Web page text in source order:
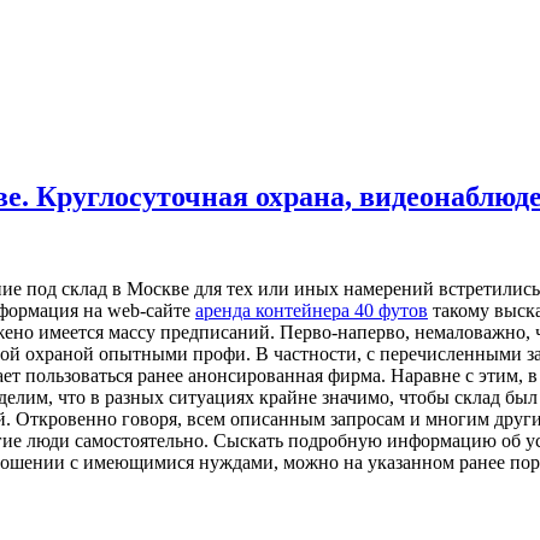
Круглосуточная охрана,
под склад в Москве для тех или иных намерений
на web-сайте аренда контейнера 40 футов такому
имеется массу предписаний. Перво-наперво,
охраной опытными профи. В частности, с перечисленными
пользоваться ранее анонсированная фирма. Наравне с
что в разных ситуациях крайне значимо, чтобы склад
Откровенно говоря, всем описанным запросам и многим
люди самостоятельно. Сыскать подробную информацию об
с имеющимися нуждами, можно на указанном ранее